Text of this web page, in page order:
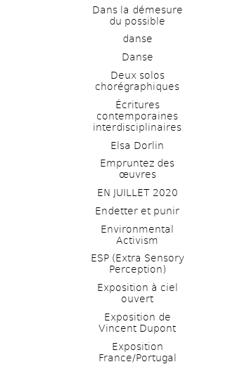
Dans la démesure
du possible
danse
Danse
Deux solos
chorégraphiques
Écritures
contemporaines
interdisciplinaires
Elsa Dorlin
Empruntez des
œuvres
EN JUILLET 2020
Endetter et punir
Environmental
Activism
ESP (Extra Sensory
Perception)
Exposition à ciel
ouvert
Exposition de
Vincent Dupont
Exposition
France/Portugal